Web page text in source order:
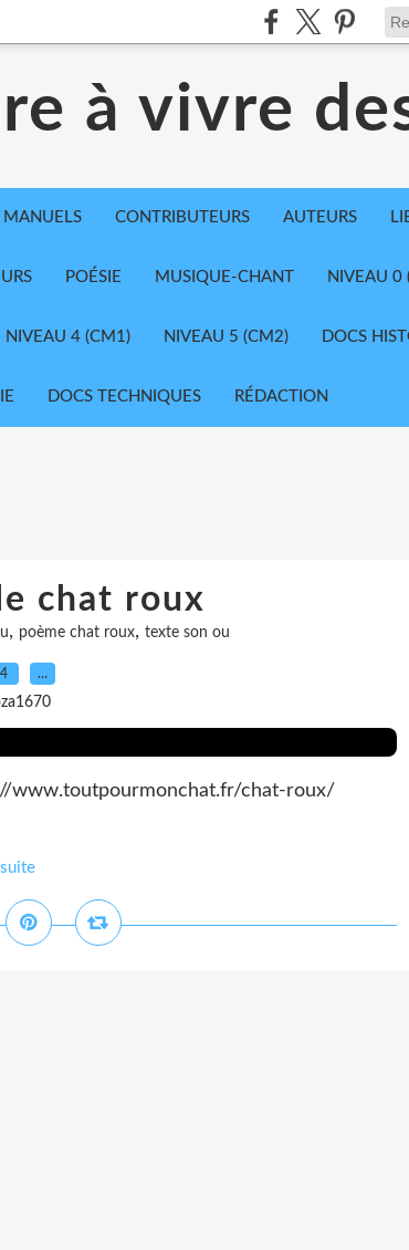
à vivre
MANUELS CONTRIBUTEURS AUTEURS
POÉSIE MUSIQUE-CHANT NIVEAU 0
NIVEAU 4 (CM1) NIVEAU 5 (CM2) DOCS
DOCS TECHNIQUES RÉDACTION
chat roux
, poème chat roux, texte son ou
…
www.toutpourmonchat.fr/chat-roux/